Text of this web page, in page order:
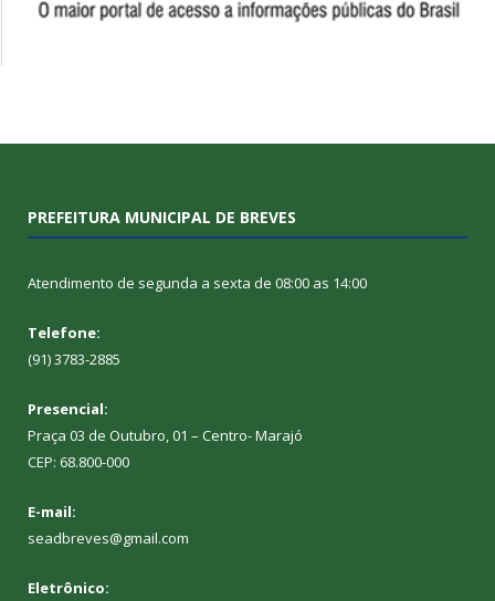
PREFEITURA MUNICIPAL DE BREVES
Atendimento de segunda a sexta de 08:00 as 14:00
Telefone:
(91) 3783-2885
Presencial:
Praça 03 de Outubro, 01 – Centro- Marajó
CEP: 68.800-000
E-mail:
seadbreves@gmail.com
Eletrônico: